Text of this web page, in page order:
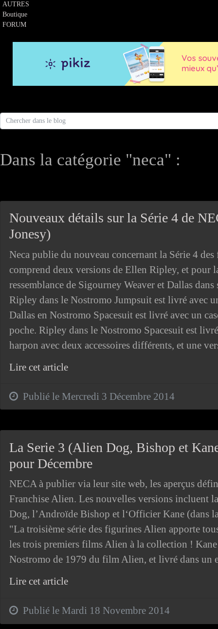
AUTRES
Boutique
FORUM
Dans la catégorie "neca" :
Nouveaux détails sur la Série 4 de
Jonesy)
Neca publie du nouveau concernant la Série 4
comprend deux versions de Ellen Ripley, et pour
ressemblance de Sigourney Weaver et Dallas
Ripley dans le Nostromo Jumpsuit est livré avec
Dallas en Nostromo Spacesuit est livré avec un
poche. Ripley dans le Nostromo Spacesuit est
harpon avec deux accessoires différents, et une
Lire cet article
Publié le Mercredi 3 Décembre 2014
La Serie 3 (Alien Dog, Bishop et
pour Décembre
NECA à publier via leur site web, les aperçus
Franchise Alien. Les nouvelles versions incluent
Dog, l’Androïde Bishop et l‘Officier Kane (dans
"La troisième série des figurines Alien apporte
les trois premiers films Alien à la collection !
Nostromo de 1979 du film Alien, et livré dans un
Lire cet article
Publié le Mardi 18 Novembre 2014